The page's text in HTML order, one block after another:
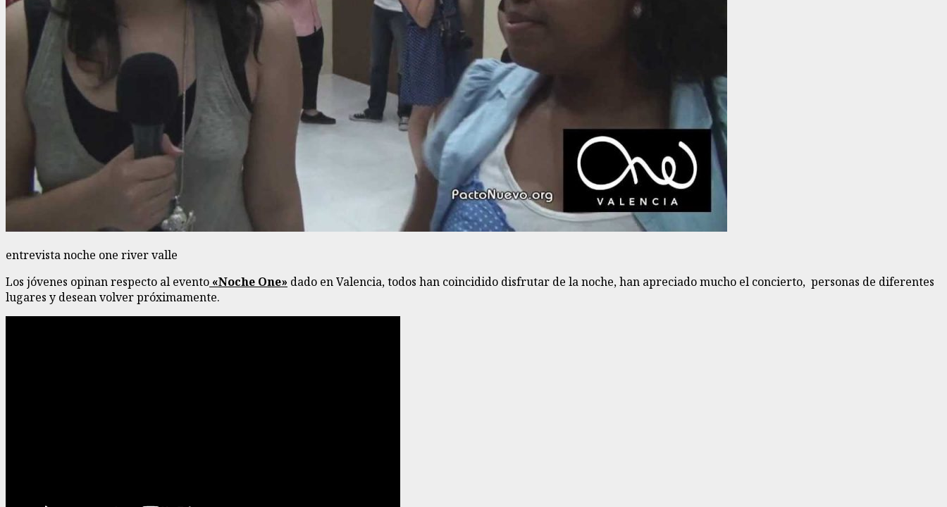
entrevista noche one river valle
Los jóvenes opinan respecto al evento «Noche One» dado en Valencia, todos han coincidido disfrutar de la noche, han apreciado mucho el concierto, personas de diferentes
lugares y desean volver próximamente.